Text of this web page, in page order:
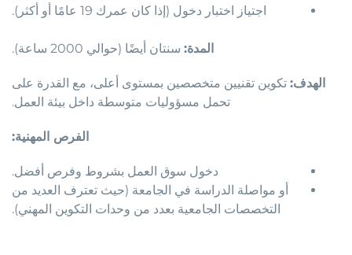
اجتياز اختبار دخول (إذا كان عمرك 19 عامًا أو أكثر).
المدة:سنتان أيضًا (حوالي 2000 ساعة).
الهدف:تكوين تقنيين متخصصين بمستوى أعلى، مع القدرة على
تحمل مسؤوليات متوسطة داخل بيئة العمل.
الفرص المهنية:
دخول سوق العمل بشروط وفرص أفضل.
أو مواصلة الدراسة في الجامعة (حيث تعترف العديد من
التخصصات الجامعية بعدد من وحدات التكوين المهني).